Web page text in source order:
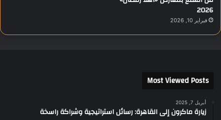
2026
فبراير 10, 2026
Most Viewed Posts
أبريل 7, 2025
زيارة ماكرون إلى القاهرة: رسائل استراتيجية وشراكة راسخة